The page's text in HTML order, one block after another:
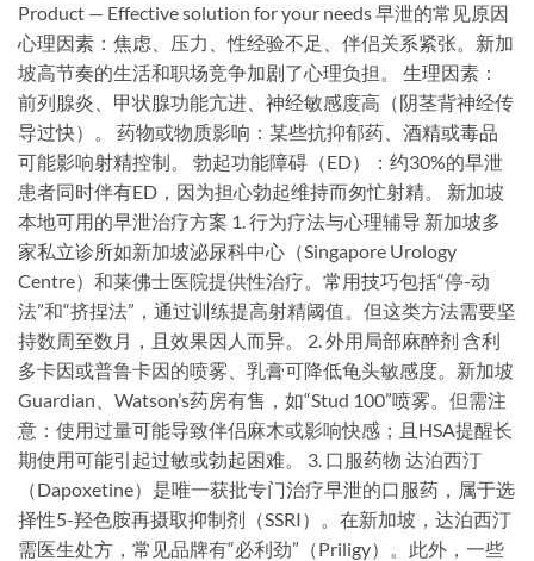
Product — Effective solution for your needs 早泄的常见原因
心理因素：焦虑、压力、性经验不足、伴侣关系紧张。新加
坡高节奏的生活和职场竞争加剧了心理负担。 生理因素：
前列腺炎、甲状腺功能亢进、神经敏感度高（阴茎背神经传
导过快）。 药物或物质影响：某些抗抑郁药、酒精或毒品
可能影响射精控制。 勃起功能障碍（ED）：约30%的早泄
患者同时伴有ED，因为担心勃起维持而匆忙射精。 新加坡
本地可用的早泄治疗方案 1. 行为疗法与心理辅导 新加坡多
家私立诊所如新加坡泌尿科中心（Singapore Urology
Centre）和莱佛士医院提供性治疗。常用技巧包括“停-动
法”和“挤捏法”，通过训练提高射精阈值。但这类方法需要坚
持数周至数月，且效果因人而异。 2. 外用局部麻醉剂 含利
多卡因或普鲁卡因的喷雾、乳膏可降低龟头敏感度。新加坡
Guardian、Watson’s药房有售，如“Stud 100”喷雾。但需注
意：使用过量可能导致伴侣麻木或影响快感；且HSA提醒长
期使用可能引起过敏或勃起困难。 3. 口服药物 达泊西汀
（Dapoxetine）是唯一获批专门治疗早泄的口服药，属于选
择性5-羟色胺再摄取抑制剂（SSRI）。在新加坡，达泊西汀
需医生处方，常见品牌有“必利劲”（Priligy）。此外，一些